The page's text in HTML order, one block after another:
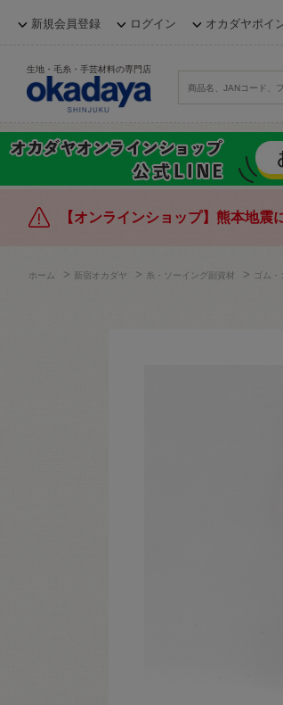
新規会員登録 ログイン オカダヤポイ
生地・毛糸・手芸材料の専門店
【オンラインショップ】熊本地
ホーム > 新宿オカダヤ > 糸・ソーイング副資材 > ゴム・